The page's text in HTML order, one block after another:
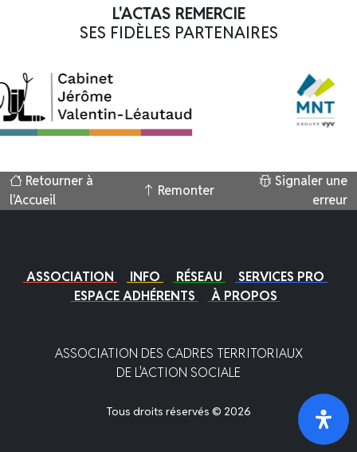
L'ACTAS REMERCIE
SES FIDÈLES PARTENAIRES
Retourner à
l'Accueil
Remonter
Signaler une
erreur
ASSOCIATION INFO RÉSEAU
SERVICES PRO
ESPACE ADHÉRENTS
À PROPOS
ASSOCIATION DES CADRES TERRITORIAUX
DE L'ACTION SOCIALE
Tous droits réservés © 2026